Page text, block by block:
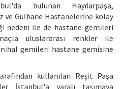
bulunan Haydarpaşa,
ve Gülhane Hastanelerine kolay
nedeni ile de hastane gemileri
uluslararası renkler ile
gemileri hastane gemisine
kullanılan Reşit Paşa
İstanbul'a yaralı taşımaya